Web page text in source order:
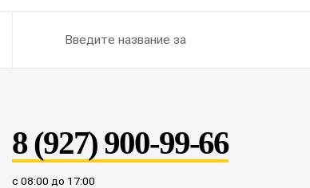
8 (927) 900-99-66
с 08:00 до 17:00